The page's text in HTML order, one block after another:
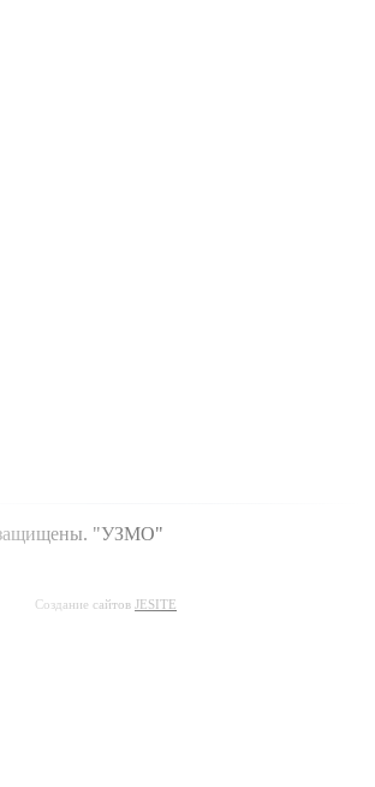
защищены. "УЗМО"
Создание сайтов JESITE